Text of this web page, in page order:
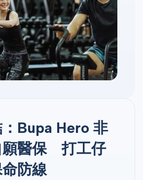
Bupa Hero 非
願醫保 打工仔
防線